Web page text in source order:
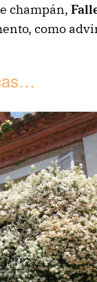
champán,
como